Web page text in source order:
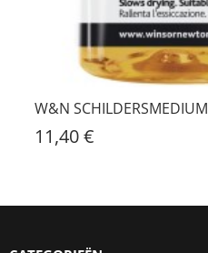
W&N SCHILDERSMEDIUM
11,40 €